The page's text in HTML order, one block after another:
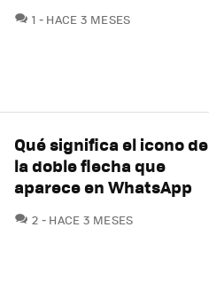
1 COMENTARIOS
HACE 3 MESES
Qué significa el icono de
la doble flecha que
aparece en WhatsApp
2 COMENTARIOS
HACE 3 MESES